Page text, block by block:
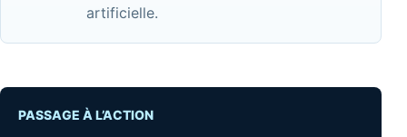
artificielle.
PASSAGE À L’ACTION